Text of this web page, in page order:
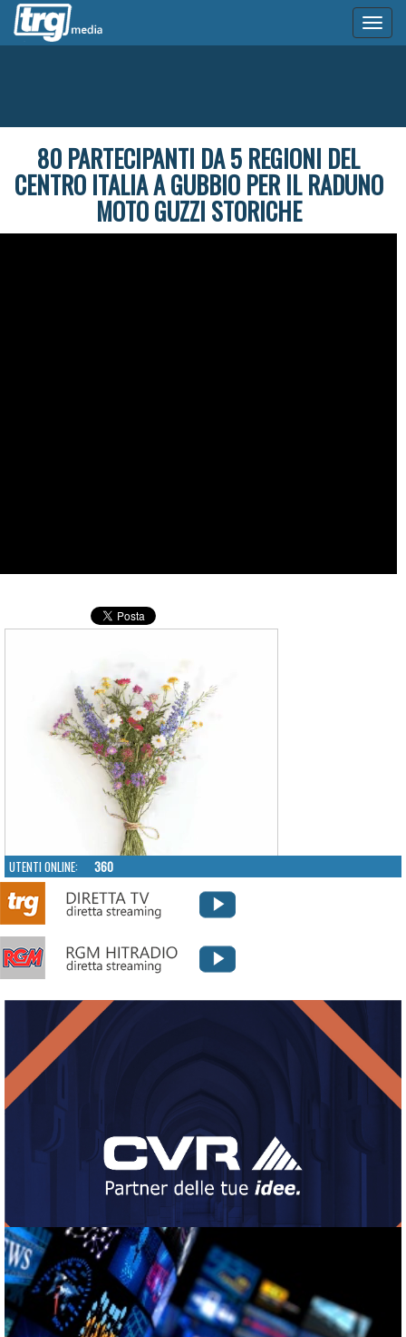
80 PARTECIPANTI DA 5 REGIONI DEL
CENTRO ITALIA A GUBBIO PER IL RADUNO
MOTO GUZZI STORICHE
UTENTI ONLINE: 360